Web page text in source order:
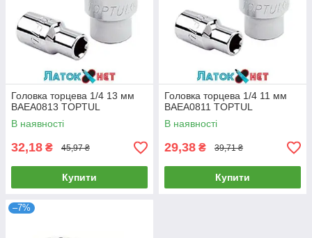
Головка торцева 1/4 13 мм
BAEA0813 TOPTUL
В наявності
32,18 ₴ 45,97 ₴
Купити
Головка торцева 1/4 11 мм
BAEA0811 TOPTUL
В наявності
29,38 ₴ 39,71 ₴
Купити
–7%